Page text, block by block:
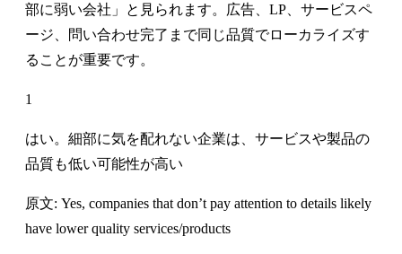
部に弱い会社」と見られます。広告、LP、サービスペ
ージ、問い合わせ完了まで同じ品質でローカライズす
ることが重要です。
1
はい。細部に気を配れない企業は、サービスや製品の
品質も低い可能性が高い
原文: Yes, companies that don’t pay attention to details likely
have lower quality services/products